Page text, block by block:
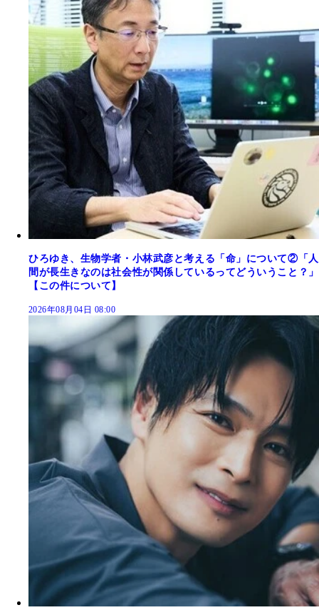
ひろゆき、生物学者・小林武彦と考える「命」について②「人
間が長生きなのは社会性が関係しているってどういうこと？」
【この件について】
2026年08月04日 08:00